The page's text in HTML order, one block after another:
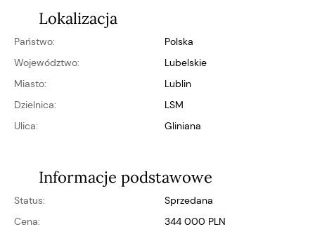
Lokalizacja
Państwo:
Polska
Województwo:
lubelskie
Miasto:
Lublin
Dzielnica:
LSM
Ulica:
Gliniana
Informacje podstawowe
Status:
Sprzedana
Cena:
344 000 PLN